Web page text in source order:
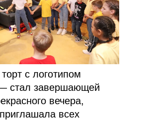
с логотипом
стал завершающей
вечера,
всех